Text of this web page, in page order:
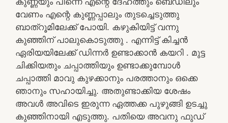
വേണം എന്റെ കുണ്ണപ്പാലും തുടച്ചെടുത്തു
ബാത്റൂമിലേക്ക് പോയി. കഴുകിയിട്ട് വന്നു
കുഞ്ഞിന് പാലുകൊടുത്തു . എന്നിട്ട് കിച്ചൻ
ഏരിയയിലേക്ക് ഡിന്നർ ഉണ്ടാക്കാൻ കയറി . മുട്ട
ചിക്കിയതും ചപ്പാത്തിയും ഉണ്ടാക്കുമ്പോൾ
ചപ്പാത്തി മാവു കുഴക്കാനും പരത്താനും ഒക്കെ
ഞാനും സഹായിച്ചു. അതുണ്ടാക്കിയ ശേഷം
അവൾ അവിടെ ഇരുന്ന ഏത്തക്ക പുഴുങ്ങി ഉടച്ചു
കുഞ്ഞിനായി എടുത്തു. പതിയെ അവനു ഫുഡ്